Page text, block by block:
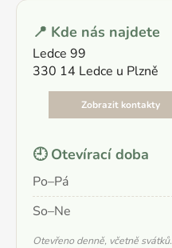
📍 Kde nás najdete
Ledce 99
330 14 Ledce u Plzně
Zobrazit kontakty
🕘 Otevírací doba
Po–Pá
So–Ne
Otevřeno denně, včetně svátků.